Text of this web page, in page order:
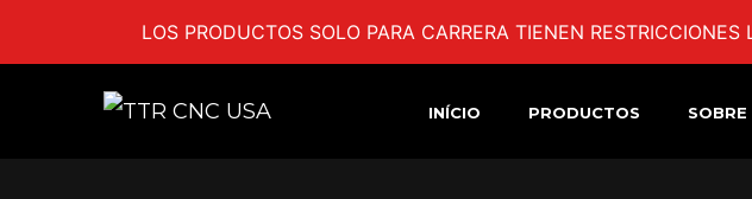
LOS PRODUCTOS SOLO PARA CARRERA TIENEN
INÍCIO PRODUCTOS